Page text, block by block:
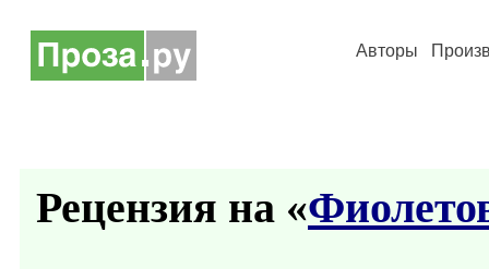
Авторы
Рецензия на «